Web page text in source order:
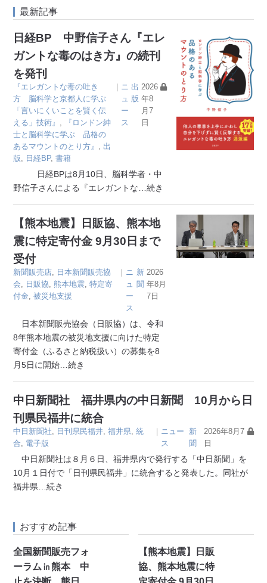
最新記事
日経BP 中野信子さん『エレ
ガントな毒のはき方』の続刊
を発刊
『エレガントな毒の吐き
方 脳科学と京都人に学ぶ
「言いにくいことを賢く伝
える」技術』
『ロンドン紳
士と脳科学に学ぶ 品格の
あるマウントのとり方』
出
版
日経BP,書籍
｜ ニ
ュ
ー
ス
出
版
2026
年8
月7
日
日経BPは8月10日、脳科学者・中
野信子さんによる『エレガントな …続き
【熊本地震】日販協、熊本地
震に特定寄付金 9月30日まで
受付
新聞販売店
日本新聞販売協
会
日販協 熊本地震 ,特定寄
付金 ,被災地支援
｜ ニ
ュ
ー
ス
新
聞
2026
年8月
7日
日本新聞販売協会（日販協）は、令和
8年熊本地震の被災地支援に向けた特定
寄付金（ふるさと納税扱い）の募集を8
月5日に開始 …続き
中日新聞社 福井県内の中日新聞 10月から日
刊県民福井に統合
中日新聞社 日刊県民福井 ,福井県 ,統
合
電子版
｜ ニュー
ス
新
聞
2026年8月7
日
中日新聞社は８月６日、福井県内で発行する「中日新聞」を
10月１日付で「日刊県民福井」に統合すると発表した。同社が
福井県 …続き
おすすめ記事
全国新聞販売フォ
ーラム㏌熊本 中
【熊本地震】日販
協、熊本地震に特